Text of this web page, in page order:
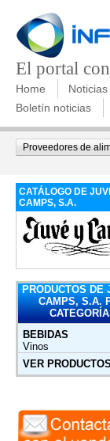
El portal
Home Noticias
Boletín noticias
Proveedores de
CATÁLOGO DE
CAMPS, S.A.
PRODUCTOS DE
CAMPS, S.A.
BEBIDAS
Vinos
VER PRODUCTOS